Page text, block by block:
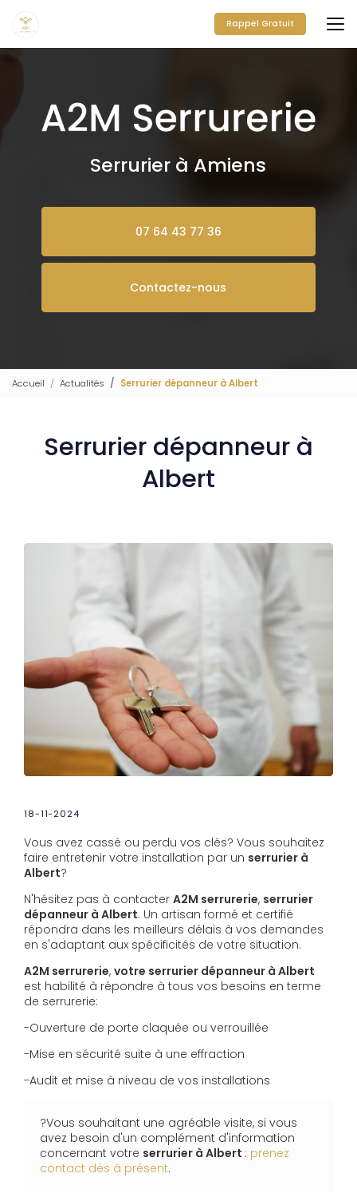
contenu
principal
Rappel Gratuit
Serrurier à Amiens
07 64 43 77 36
Contactez-nous
Accueil Actualités Serrurier dépanneur à Albert
Serrurier dépanneur à
Albert
18-11-2024
Vous avez cassé ou perdu vos clés? Vous souhaitez
faire entretenir votre installation par un serrurier à
Albert?
N'hésitez pas à contacter A2M serrurerie, serrurier
dépanneur à Albert. Un artisan formé et certifié
répondra dans les meilleurs délais à vos demandes
en s'adaptant aux spécificités de votre situation.
A2M serrurerie, votre serrurier dépanneur à Albert
est habilité à répondre à tous vos besoins en terme
de serrurerie:
-Ouverture de porte claquée ou verrouillée
-Mise en sécurité suite à une effraction
-Audit et mise à niveau de vos installations
?Vous souhaitant une agréable visite, si vous
avez besoin d'un complément d'information
concernant votre serrurier à Albert : prenez
contact dès à présent.